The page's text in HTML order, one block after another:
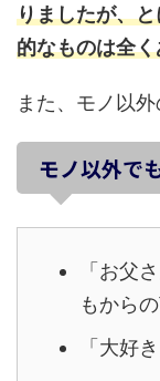
りましたが、
的なものは全
また、モノ以
モノ以外で
「お父
もからの
「大好